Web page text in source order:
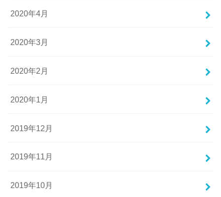
2020年4月
2020年3月
2020年2月
2020年1月
2019年12月
2019年11月
2019年10月